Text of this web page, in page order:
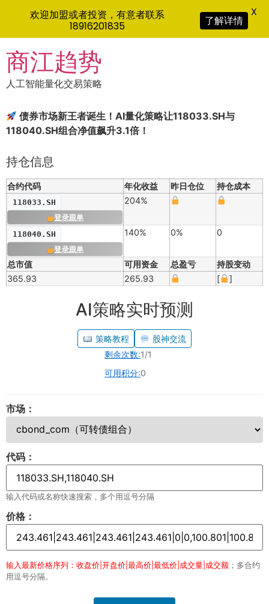
to
content
商江趋势
人工智能量化交易策略
债券市场新王者诞生！AI量化策略让118033.SH与
118040.SH组合净值飙升3.1倍！
持仓信息
合约代码 年化收益 昨日仓位 持仓成本
118033.SH
登录跟单
204%
118040.SH
登录跟单
140% 0% 0
总市值 可用资金 总盈亏
持股变动
365.93
265.93 [ ]
AI策略实时预测
策略教程
股神交流
剩余次数:1/1
可用积分:0
市场：
代码：
输入代码或名称快速搜索，多个用逗号分隔
价格：
输入最新价格序列：收盘价|开盘价|最高价|最低价|成交量|成交额 ；多合约
用逗号分隔。
欢迎加盟或者投资，有意者联系
18916201835
了解详情
X